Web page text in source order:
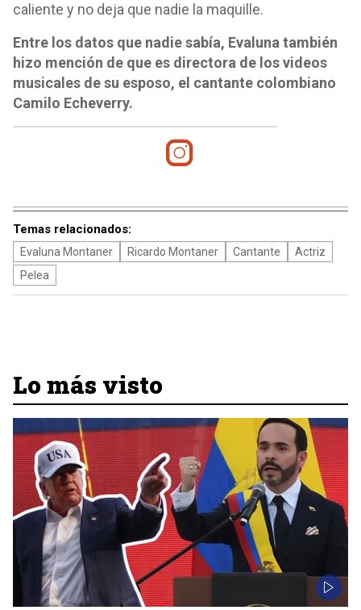
caliente y no deja que nadie la maquille.
Entre los datos que nadie sabía, Evaluna también
hizo mención de que es directora de los videos
musicales de su esposo, el cantante colombiano
Camilo Echeverry.
Temas relacionados:
Evaluna Montaner Ricardo Montaner Cantante
Actriz
Pelea
Lo más visto